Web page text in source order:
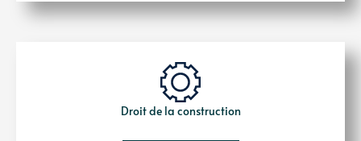
Droit de la construction